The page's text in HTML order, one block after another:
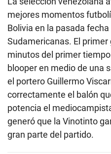
mejores momentos
Bolivia en la pasada
Sudamericanas. El
minutos del primer
blooper en medio de una
el portero Guillermo
correctamente el balón
potencia el
generó que la Vinotinto
gran parte del partido.